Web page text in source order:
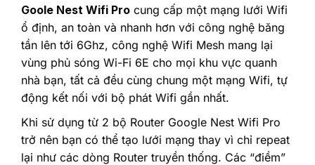
Goole Nest Wifi Pro cung cấp một mạng lưới Wifi
ổ định, an toàn và nhanh hơn với công nghệ băng
tần lên tới 6Ghz, công nghệ Wifi Mesh mang lại
vùng phủ sóng Wi-Fi 6E cho mọi khu vực quanh
nhà bạn, tất cả đều cùng chung một mạng Wifi, tự
động kết nối với bộ phát Wifi gần nhất.
Khi sử dụng từ 2 bộ Router Google Nest Wifi Pro
trở nên bạn có thể tạo lưới mạng thay vì chỉ repeat
lại như các dòng Router truyền thống. Các “điềm”